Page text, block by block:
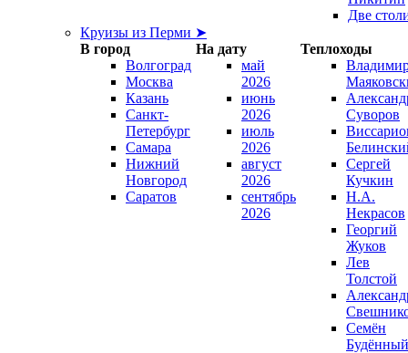
Две
Круизы из Перми ➤
В город
На дату
Теплоходы
Волгоград
Москва
Казань
Санкт-
Петербург
Самара
Нижний
Новгород
Саратов
май
2026
июнь
2026
июль
2026
август
2026
сентябрь
2026
Суворов
Сергей
Кучкин
Н.А.
Некрасов
Георгий
Жуков
Лев
Толстой
Семён
Будённый